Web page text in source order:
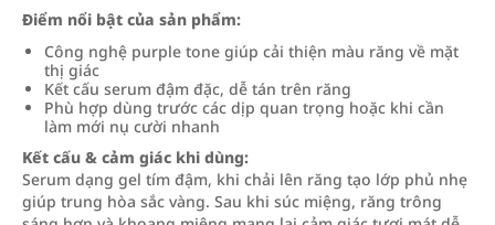
Điểm nổi bật của sản phẩm:
Công nghệ purple tone giúp cải thiện màu răng về mặt
thị giác
Kết cấu serum đậm đặc, dễ tán trên răng
Phù hợp dùng trước các dịp quan trọng hoặc khi cần
làm mới nụ cười nhanh
Kết cấu & cảm giác khi dùng:
Serum dạng gel tím đậm, khi chải lên răng tạo lớp phủ nhẹ
giúp trung hòa sắc vàng. Sau khi súc miệng, răng trông